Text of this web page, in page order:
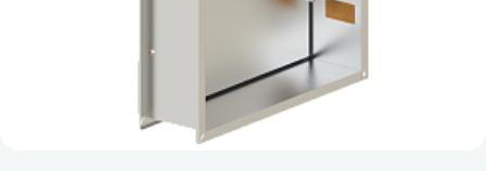
Автоматика
Декоративные решетки